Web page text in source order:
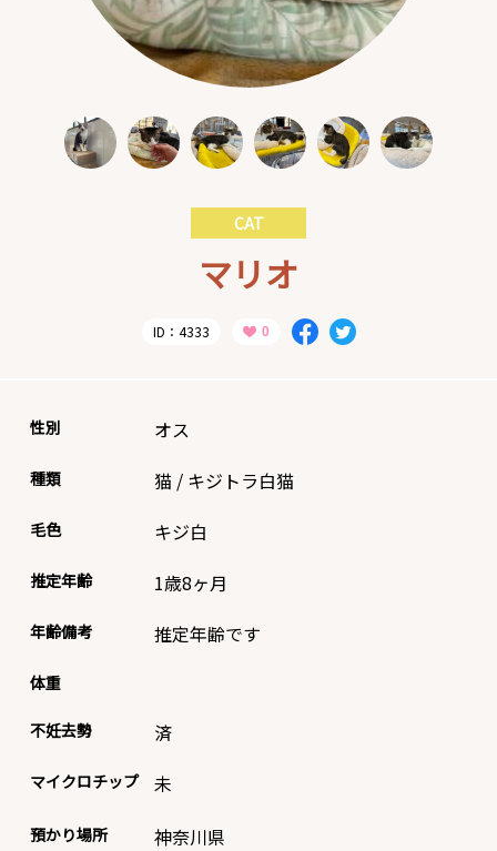
CAT
マリオ
ID：4333
性別 オス
種類 猫 / キジトラ白猫
毛色 キジ白
推定年齢 1歳8ヶ月
年齢備考 推定年齢です
体重
不妊去勢 済
マイクロチップ 未
預かり場所 神奈川県